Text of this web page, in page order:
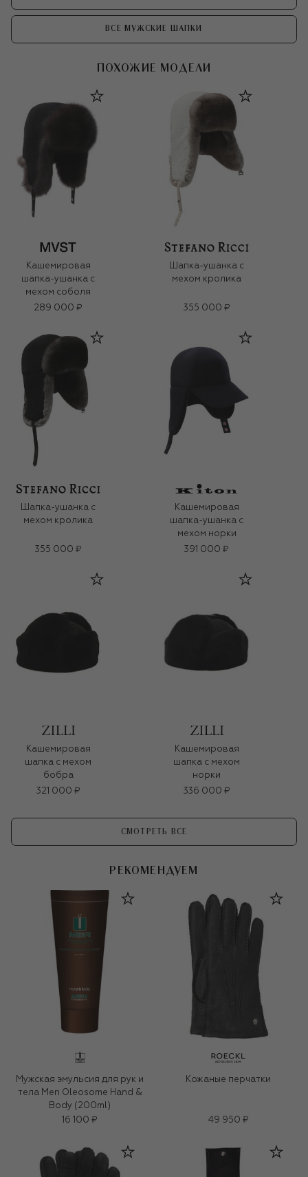
ВСЕ МУЖСКИЕ ШАПКИ
ПОХОЖИЕ МОДЕЛИ
Кашемировая
шапка-ушанка с
мехом соболя
289 000 ₽
Шапка-ушанка с
мехом кролика
355 000 ₽
Шапка-ушанка с
мехом кролика
355 000 ₽
Кашемировая
шапка-ушанка с
мехом норки
391 000 ₽
Кашемировая
шапка с мехом
бобра
321 000 ₽
Кашемировая
шапка с мехом
норки
336 000 ₽
СМОТРЕТЬ ВСЕ
РЕКОМЕНДУЕМ
Мужская эмульсия для рук и
тела Men Oleosome Hand &
Body (200ml)
16 100 ₽
Кожаные перчатки
49 950 ₽